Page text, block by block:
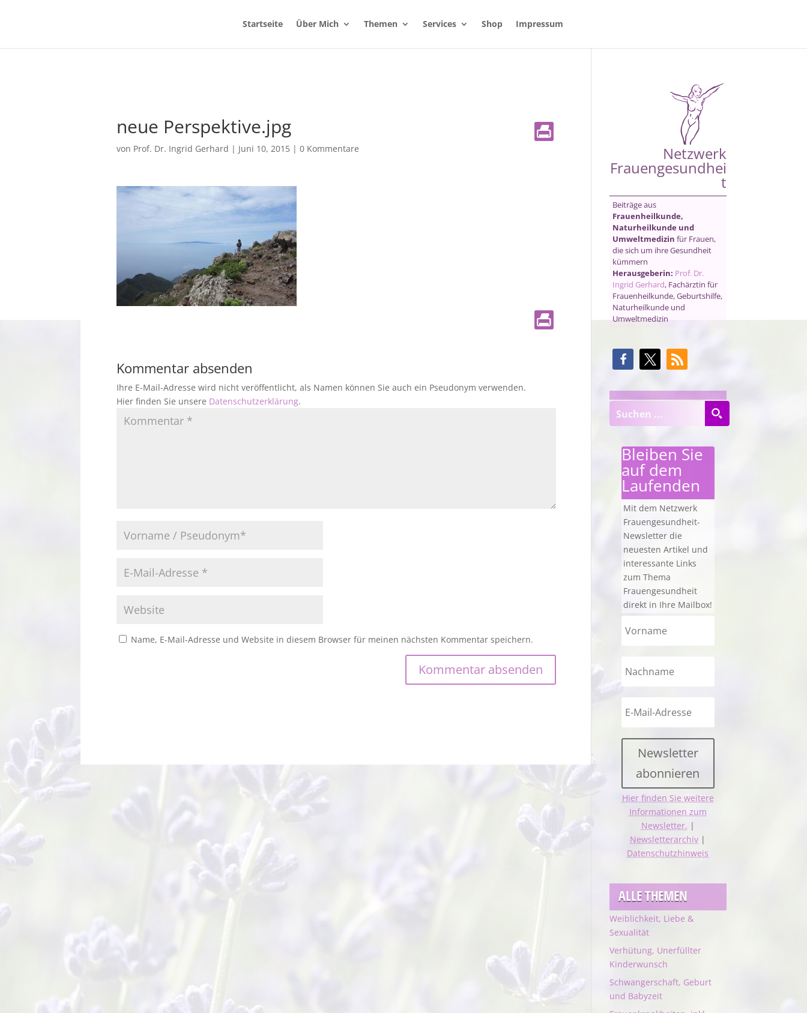
Startseite Über Mich Themen Services Shop Impressum
neue Perspektive.jpg
von Prof. Dr. Ingrid Gerhard | Juni 10, 2015| 0 Kommentare
Kommentar absenden
Ihre E-Mail-Adresse wird nicht veröffentlicht, als Namen können Sie auch ein Pseudonym verwenden.
Hier finden Sie unsere Datenschutzerklärung.
Name, E-Mail-Adresse und Website in diesem Browser für meinen nächsten Kommentar speichern.
Netzwerk
Frauengesundhei
t
Beiträge aus
Frauenheilkunde,
Naturheilkunde und
Umweltmedizin für Frauen,
die sich um ihre Gesundheit
kümmern
Herausgeberin: Prof. Dr.
Ingrid Gerhard, Fachärztin für
Frauenheilkunde, Geburtshilfe,
Naturheilkunde und
Umweltmedizin
Bleiben Sie
auf dem
Laufenden
Mit dem Netzwerk
Frauengesundheit-
Newsletter die
neuesten Artikel und
interessante Links
zum Thema
Frauengesundheit
direkt in Ihre Mailbox!
Newsletter
abonnieren
Hier finden Sie weitere
Informationen zum
Newsletter. |
Newsletterarchiv |
Datenschutzhinweis
ALLE THEMEN
Weiblichkeit, Liebe &
Sexualität
Verhütung, Unerfüllter
Kinderwunsch
Schwangerschaft, Geburt
und Babyzeit